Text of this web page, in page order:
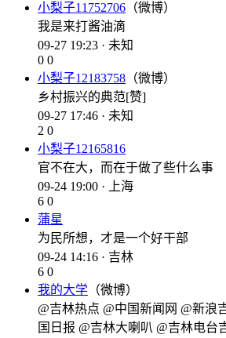
小梨子11752706 （微博）
我是来打酱油滴
09-27 19:23 · 未知
0 0
小梨子12183758 （微博）
乡村振兴的典范[赞]
09-27 17:46 · 未知
2 0
小梨子12165816
官不在大，而在于做了些什么事
09-24 19:00 · 上海
6 0
蒲星
为民所想，才是一个好干部
09-24 14:16 · 吉林
6 0
我的大学 （微博）
@吉林热点 @中国新闻网 @新浪
国日报 @吉林大喇叭 @吉林电台